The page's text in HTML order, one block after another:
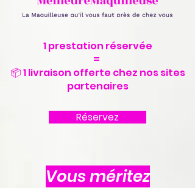
1 prestation réservée
=
📦 1 livraison offerte chez nos sites
partenaires
Réservez
Vous méritez